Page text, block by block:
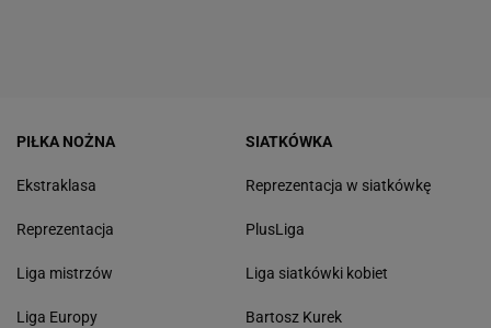
PIŁKA NOŻNA
Ekstraklasa
Reprezentacja
Liga mistrzów
Liga Europy
SIATKÓWKA
Reprezentacja w siatkówkę
PlusLiga
Liga siatkówki kobiet
Bartosz Kurek